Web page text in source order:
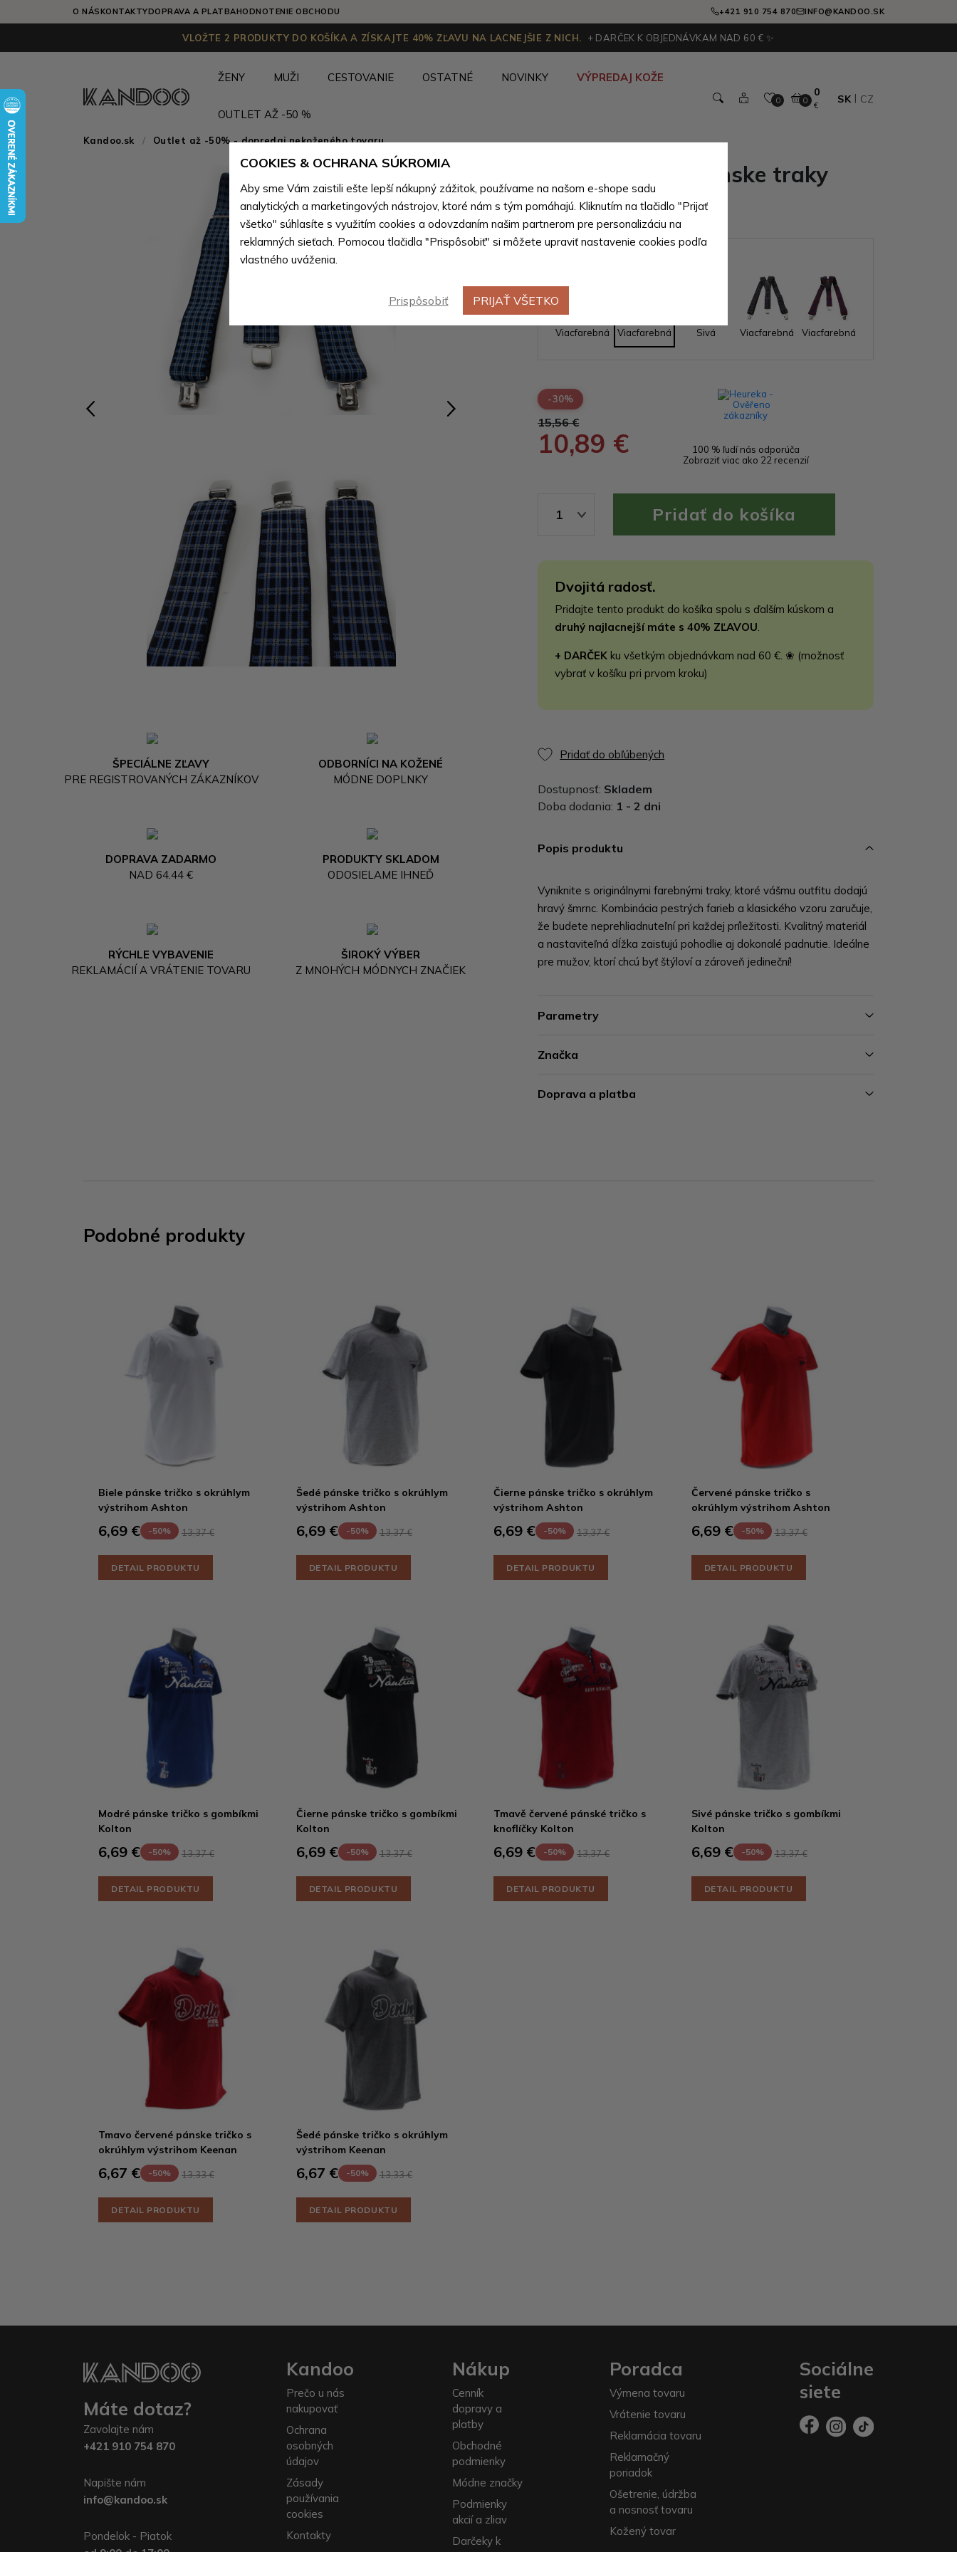
O NÁSKONTAKTYDOPRAVA A PLATBAHODNOTENIE OBCHODU +421 910 754 870 INFO@KANDOO.SK
VLOŽTE 2 PRODUKTY DO KOŠÍKA A ZÍSKAJTE 40% ZĽAVU NA LACNEJŠIE Z NICH. + DARČEK K OBJEDNÁVKAM NAD 60 € ✨
ŽENY MUŽI CESTOVANIE OSTATNÉ NOVINKY VÝPREDAJ KOŽE
OUTLET AŽ -50 %
0 0
0
€
SK CZ
Kandoo.sk Outlet až -50% - dopredaj nekoženého tovaru
ŠPECIÁLNE ZĽAVY
PRE REGISTROVANÝCH ZÁKAZNÍKOV
ODBORNÍCI NA KOŽENÉ
MÓDNE DOPLNKY
DOPRAVA ZADARMO
NAD 64.44 €
PRODUKTY SKLADOM
ODOSIELAME IHNEĎ
RÝCHLE VYBAVENIE
REKLAMÁCIÍ A VRÁTENIE TOVARU
ŠIROKÝ VÝBER
Z MNOHÝCH MÓDNYCH ZNAČIEK
Modré štýlové pánske traky
Phineas
Viacfarebná Viacfarebná Sivá Viacfarebná Viacfarebná
-30%
15,56 €
10,89 €
100 % ľudí nás odporúča
Zobraziť viac ako 22 recenzií
1
Dvojitá radosť.
Pridajte tento produkt do košíka spolu s ďalším kúskom a
druhý najlacnejší máte s 40% ZĽAVOU.
+ DARČEK ku všetkým objednávkam nad 60 €. ❀ (možnosť
vybrať v košíku pri prvom kroku)
Pridať do obľúbených
Dostupnosť: Skladem
Doba dodania: 1 - 2 dni
Popis produktu
Vyniknite s originálnymi farebnými traky, ktoré vášmu outfitu dodajú
hravý šmrnc. Kombinácia pestrých farieb a klasického vzoru zaručuje,
že budete neprehliadnuteľní pri každej príležitosti. Kvalitný materiál
a nastaviteľná dĺžka zaisťujú pohodlie aj dokonalé padnutie. Ideálne
pre mužov, ktorí chcú byť štýloví a zároveň jedineční!
Parametry
Značka
Doprava a platba
Podobné produkty
Biele pánske tričko s okrúhlym
výstrihom Ashton
6,69 € -50% 13,37 €
DETAIL PRODUKTU
Šedé pánske tričko s okrúhlym
výstrihom Ashton
6,69 € -50% 13,37 €
DETAIL PRODUKTU
Čierne pánske tričko s okrúhlym
výstrihom Ashton
6,69 € -50% 13,37 €
DETAIL PRODUKTU
Červené pánske tričko s
okrúhlym výstrihom Ashton
6,69 € -50% 13,37 €
DETAIL PRODUKTU
Modré pánske tričko s gombíkmi
Kolton
6,69 € -50% 13,37 €
DETAIL PRODUKTU
Čierne pánske tričko s gombíkmi
Kolton
6,69 € -50% 13,37 €
DETAIL PRODUKTU
Tmavě červené pánské tričko s
knoflíčky Kolton
6,69 € -50% 13,37 €
DETAIL PRODUKTU
Sivé pánske tričko s gombíkmi
Kolton
6,69 € -50% 13,37 €
DETAIL PRODUKTU
Tmavo červené pánske tričko s
okrúhlym výstrihom Keenan
6,67 € -50% 13,33 €
DETAIL PRODUKTU
Šedé pánske tričko s okrúhlym
výstrihom Keenan
6,67 € -50% 13,33 €
DETAIL PRODUKTU
COOKIES & OCHRANA SÚKROMIA
Aby sme Vám zaistili ešte lepší nákupný zážitok, používame na našom e-shope sadu
analytických a marketingových nástrojov, ktoré nám s tým pomáhajú. Kliknutím na tlačidlo "Prijať
všetko" súhlasíte s využitím cookies a odovzdaním našim partnerom pre personalizáciu na
reklamných sieťach. Pomocou tlačidla "Prispôsobiť" si môžete upraviť nastavenie cookies podľa
vlastného uváženia.
Prispôsobiť PRIJAŤ VŠETKO
Máte dotaz?
Zavolajte nám
+421 910 754 870
Napište nám
info@kandoo.sk
Pondelok - Piatok
Kandoo
Prečo u nás
nakupovať
Ochrana
osobných
údajov
Zásady
používania
cookies
Kontakty
Nákup
Cenník
dopravy a
platby
Obchodné
podmienky
Módne značky
Podmienky
akcií a zliav
Darčeky k
Poradca
Výmena tovaru
Vrátenie tovaru
Reklamácia tovaru
Reklamačný
poriadok
Ošetrenie, údržba
a nosnosť tovaru
Kožený tovar
Sociálne
siete